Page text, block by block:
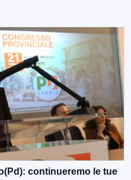
continueremo le tue